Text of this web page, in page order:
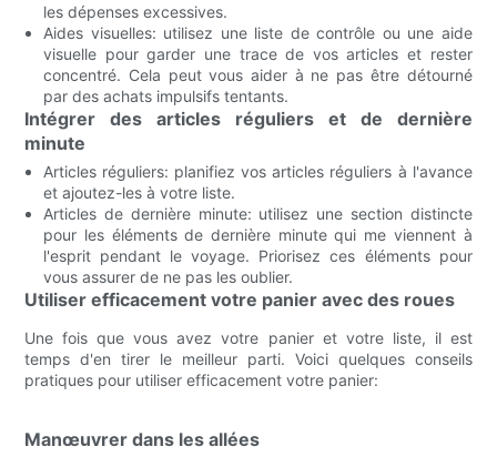
les dépenses excessives.
Aides visuelles: utilisez une liste de contrôle ou une aide
visuelle pour garder une trace de vos articles et rester
concentré. Cela peut vous aider à ne pas être détourné
par des achats impulsifs tentants.
Intégrer des articles réguliers et de dernière
minute
Articles réguliers: planifiez vos articles réguliers à l'avance
et ajoutez-les à votre liste.
Articles de dernière minute: utilisez une section distincte
pour les éléments de dernière minute qui me viennent à
l'esprit pendant le voyage. Priorisez ces éléments pour
vous assurer de ne pas les oublier.
Utiliser efficacement votre panier avec des roues
Une fois que vous avez votre panier et votre liste, il est
temps d'en tirer le meilleur parti. Voici quelques conseils
pratiques pour utiliser efficacement votre panier:
Manœuvrer dans les allées